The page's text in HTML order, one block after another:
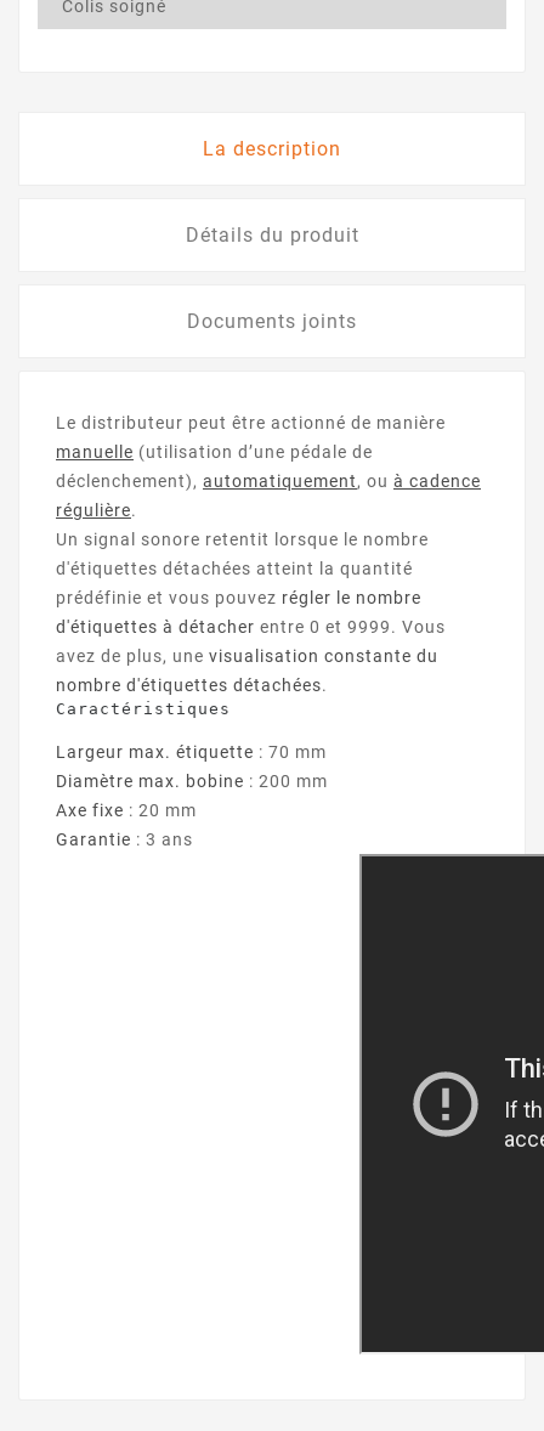
Colis soigné
La description
Détails du produit
Documents joints
Le distributeur peut être actionné de manière
manuelle (utilisation d’une pédale de
déclenchement), automatiquement, ou à cadence
régulière.
Un signal sonore retentit lorsque le nombre
d'étiquettes détachées atteint la quantité
prédéfinie et vous pouvez régler le nombre
d'étiquettes à détacher entre 0 et 9999. Vous
avez de plus, une visualisation constante du
nombre d'étiquettes détachées.
Caractéristiques
Largeur max. étiquette : 70 mm
Diamètre max. bobine : 200 mm
Axe fixe : 20 mm
Garantie : 3 ans